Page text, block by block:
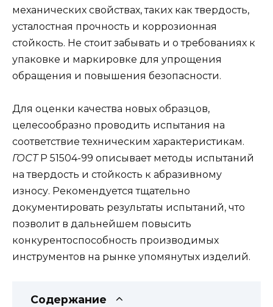
механических свойствах, таких как твердость,
усталостная прочность и коррозионная
стойкость. Не стоит забывать и о требованиях к
упаковке и маркировке для упрощения
обращения и повышения безопасности.
Для оценки качества новых образцов,
целесообразно проводить испытания на
соответствие техническим характеристикам.
ГОСТР 51504-99 описывает методы испытаний
на твердость и стойкость к абразивному
износу. Рекомендуется тщательно
документировать результаты испытаний, что
позволит в дальнейшем повысить
конкурентоспособность производимых
инструментов на рынке упомянутых изделий.
Содержание